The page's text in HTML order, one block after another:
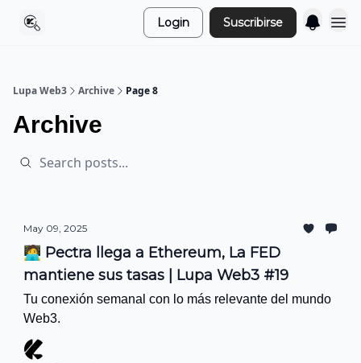
Login Suscribirse
Lupa Web3 Archive Page 8
Archive
May 09, 2025
🧑‍💻 Pectra llega a Ethereum, La FED
mantiene sus tasas | Lupa Web3 #19
Tu conexión semanal con lo más relevante del mundo
Web3.